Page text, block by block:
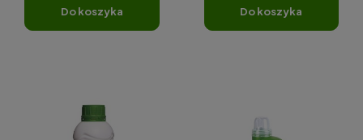
do koszyka do koszyka